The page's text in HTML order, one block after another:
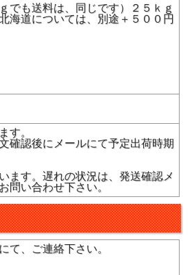
も送料は、同じです）２５ｋｇ
海道については、別途＋５００円
す。
確認後にメールにて予定出荷時期
ます。遅れの状況は、発送確認メ
問い合わせ下さい。
て、ご連絡下さい。